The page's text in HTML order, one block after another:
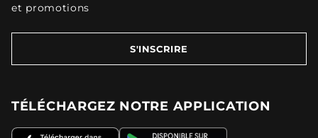
et promotions
S'INSCRIRE
TÉLÉCHARGEZ NOTRE APPLICATION